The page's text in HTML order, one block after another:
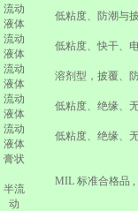
流动
液体
低粘度、防潮与
流动
液体
低粘度、快干、
流动
液体
溶剂型，披覆、
流动
液体
低粘度、绝缘、
流动
液体
低粘度、绝缘、
膏状
MIL 标准合格品
半流
动